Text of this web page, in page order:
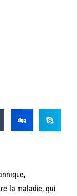
la maladie, qui